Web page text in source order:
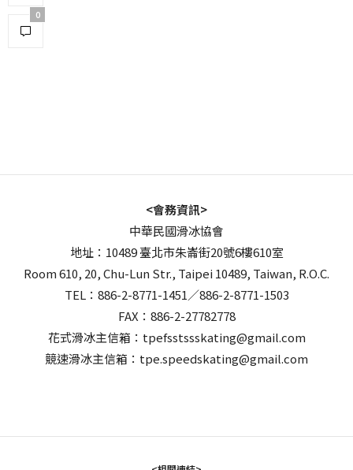
0
<會務資訊>
中華民國滑冰協會
地址：10489 臺北市朱崙街20號6樓610室
Room 610, 20, Chu-Lun Str., Taipei 10489, Taiwan, R.O.C.
TEL：886-2-8771-1451／886-2-8771-1503
FAX：886-2-27782778
花式滑冰主信箱：tpefsstssskating@gmail.com
競速滑冰主信箱：tpe.speedskating@gmail.com